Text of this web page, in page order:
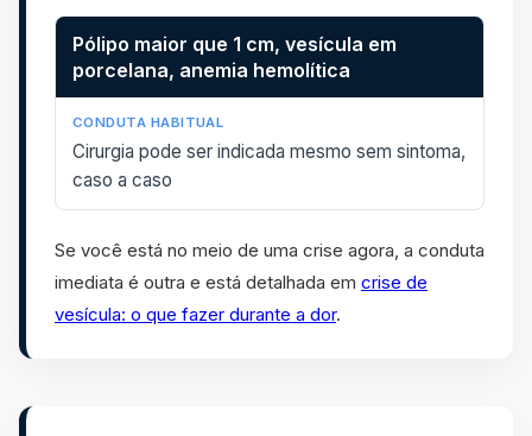
Pólipo maior que 1 cm, vesícula em
porcelana, anemia hemolítica
Cirurgia pode ser indicada mesmo sem sintoma,
caso a caso
Se você está no meio de uma crise agora, a conduta
imediata é outra e está detalhada em crise de
vesícula: o que fazer durante a dor.